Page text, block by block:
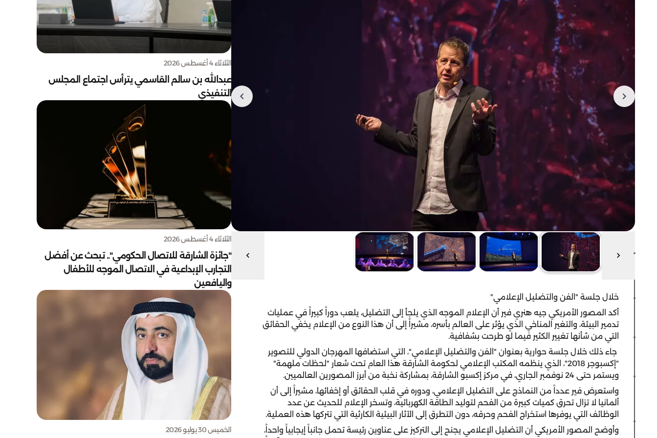
خلال جلسة "الفن والتضليل الإعلامي"
أكد المصور الأمريكي جيه هنري فير أن الإعلام الموجه الذي يلجأ إلى التضليل، يلعب دوراً كبيراً في عمليات
تدمير البيئة، والتغير المناخي الذي يؤثر على العالم بأسره، مشيراً إلى أن هذا النوع من الإعلام يخفي الحقائق
التي من شأنها تغيير الكثير فيما لو طرحت بشفافية.
جاء ذلك خلال جلسة حوارية بعنوان "الفن والتضليل الإعلامي"، التي استضافها المهرجان الدولي للتصوير
"إكسبوجر 2018"، الذي ينظمه المكتب الإعلامي لحكومة الشارقة هذا العام تحت شعار "لحظات ملهمة"
ويستمر حتى 24 نوفمبر الجاري، في مركز إكسبو الشارقة، بمشاركة نخبة من أبرز المصورين العالميين.
واستعرض فير عدداً من النماذج على التضليل الإعلامي، ودوره في قلب الحقائق أو إخفائها، مشيراً إلى أن
ألمانيا لا تزال تحرق كميات كبيرة من الفحم لتوليد الطاقة الكهربائية، وتسخر الإعلام للحديث عن عدد
الوظائف التي يوفرها استخراج الفحم وحرقه، دون التطرق إلى الآثار البيئية الكارثية التي تتركها هذه العملية.
وأوضح المصور الأمريكي أن التضليل الإعلامي يجنح إلى التركيز على عناوين رئيسة تحمل جانباً إيجابياً واحداً،
الثلاثاء 4 أغسطس 2026
عبدالله بن سالم القاسمي يترأس اجتماع المجلس
التنفيذي
الثلاثاء 4 أغسطس 2026
"جائزة الشارقة للاتصال الحكومي".. تبحث عن أفضل
التجارب الإبداعية في الاتصال الموجه للأطفال
واليافعين
الخميس 30 يوليو 2026